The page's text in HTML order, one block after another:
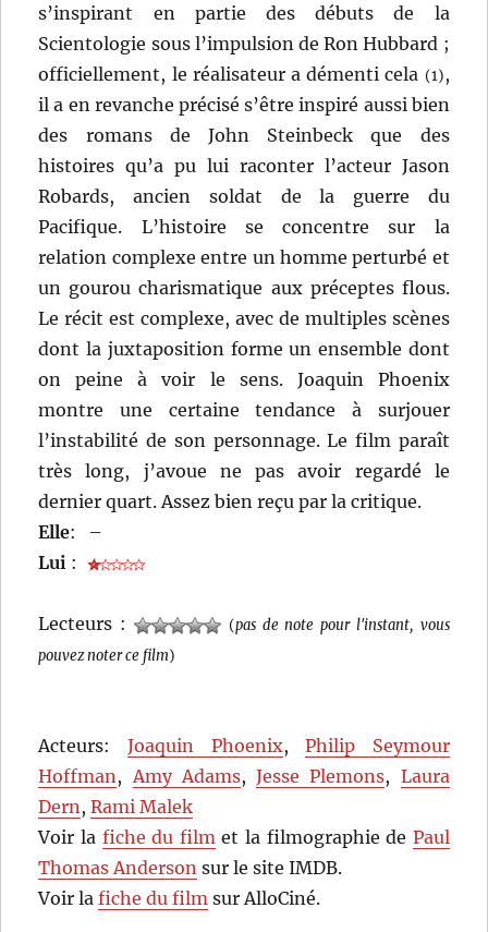
s’inspirant en partie des débuts de la
Scientologie sous l’impulsion de Ron Hubbard ;
officiellement, le réalisateur a démenti cela (1),
il a en revanche précisé s’être inspiré aussi bien
des romans de John Steinbeck que des
histoires qu’a pu lui raconter l’acteur Jason
Robards, ancien soldat de la guerre du
Pacifique. L’histoire se concentre sur la
relation complexe entre un homme perturbé et
un gourou charismatique aux préceptes flous.
Le récit est complexe, avec de multiples scènes
dont la juxtaposition forme un ensemble dont
on peine à voir le sens. Joaquin Phoenix
montre une certaine tendance à surjouer
l’instabilité de son personnage. Le film paraît
très long, j’avoue ne pas avoir regardé le
dernier quart. Assez bien reçu par la critique.
Elle:
–
Lui :
Lecteurs : (pas de note pour l'instant, vous
pouvez noter ce film)
Acteurs: Joaquin Phoenix,Philip Seymour
Hoffman,Amy Adams,Jesse Plemons, Laura
Dern,Rami Malek
Voir la fiche du filmet la filmographie de Paul
Thomas Anderson sur le site IMDB.
Voir lafiche du film sur AlloCiné.